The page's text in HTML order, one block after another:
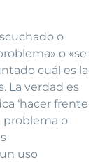
o
o «se
cuál es la
La verdad es
‘hacer frente
problema o
uso